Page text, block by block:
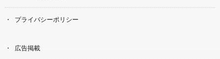
プライバシーポリシー
広告掲載